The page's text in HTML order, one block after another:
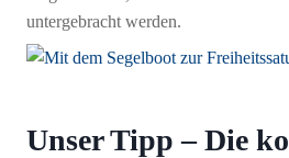
untergebracht werden.
Unser Tipp – Die